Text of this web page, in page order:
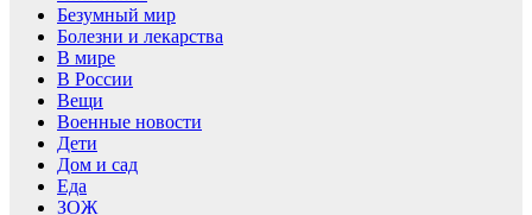
Безумный мир
Болезни и лекарства
В мире
В России
Вещи
Военные новости
Дети
Дом и сад
Еда
ЗОЖ